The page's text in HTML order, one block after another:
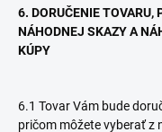
6. DORUČENIE TOVARU,
NÁHODNEJ SKAZY A
KÚPY
6.1 Tovar Vám bude
pričom môžete vyberať z